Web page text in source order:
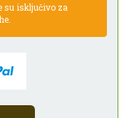
su isključivo za